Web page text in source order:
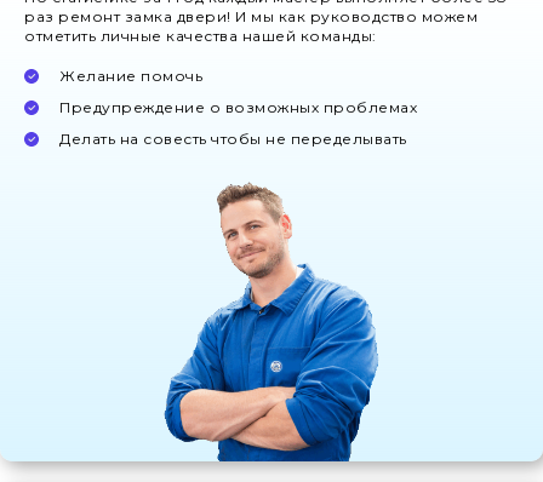
раз ремонт замка двери! И мы как руководство можем
отметить личные качества нашей команды:
Желание помочь
Предупреждение о возможных проблемах
Делать на совесть чтобы не переделывать